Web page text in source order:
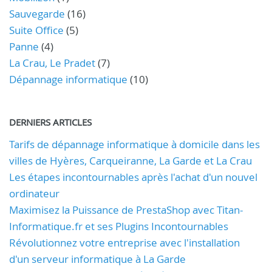
Sauvegarde (16)
Suite Office (5)
Panne (4)
La Crau, Le Pradet(7)
Dépannage informatique (10)
DERNIERS ARTICLES
Tarifs de dépannage informatique à domicile dans les
villes de Hyères, Carqueiranne, La Garde et La Crau
Les étapes incontournables après l'achat d'un nouvel
ordinateur
Maximisez la Puissance de PrestaShop avec Titan-
Informatique.fr et ses Plugins Incontournables
Révolutionnez votre entreprise avec l'installation
d'un serveur informatique à La Garde